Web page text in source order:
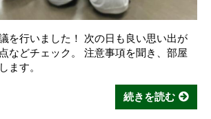
を行いました！ 次の日も良い思い出が
などチェック。 注意事項を聞き、部屋
ます。
続きを読む